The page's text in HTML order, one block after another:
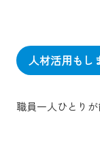
人材活用もし
職員一人ひとり